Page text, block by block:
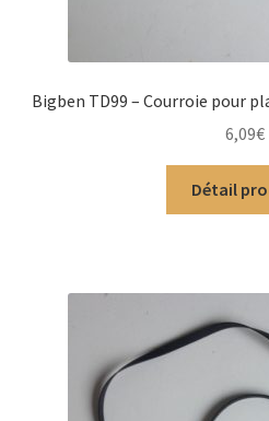
Bigben TD99 – Courroie pour
6,09€
Détail